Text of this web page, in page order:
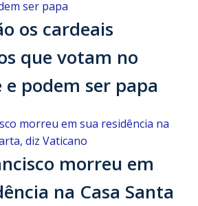
os cardeais
que votam no
e podem ser papa
morreu em
na Casa Santa